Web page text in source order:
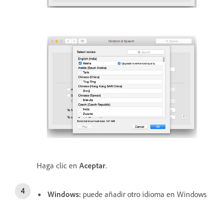
Haga clic en Aceptar.
Windows: puede añadir otro idioma en Windows